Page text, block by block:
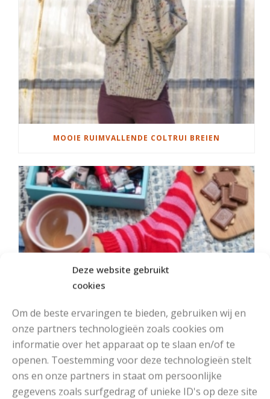
Deze website gebruikt
cookies
Om de beste ervaringen te bieden, gebruiken wij en
onze partners technologieën zoals cookies om
informatie over het apparaat op te slaan en/of te
openen. Toestemming voor deze technologieën stelt
ons en onze partners in staat om persoonlijke
gegevens zoals surfgedrag of unieke ID's op deze site
MOOIE RUIMVALLENDE COLTRUI BREIEN